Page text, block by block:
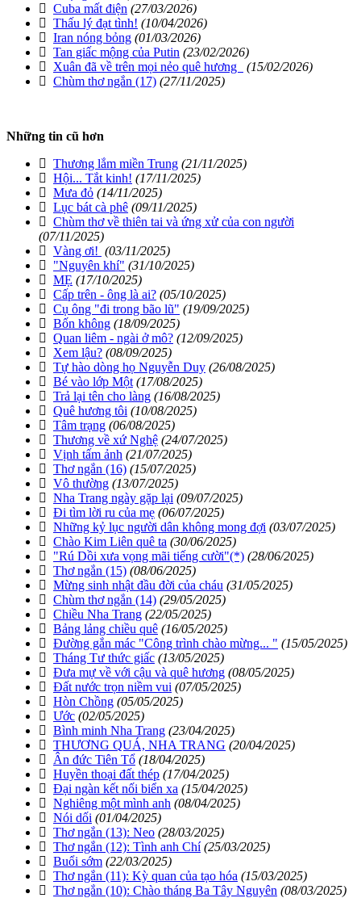
Cuba mất điện (27/03/2026)
Thấu lý đạt tình! (10/04/2026)
Iran nóng bỏng (01/03/2026)
Tan giấc mộng của Putin (23/02/2026)
Xuân đã về trên mọi nẻo quê hương
(15/02/2026)
Chùm thơ ngắn (17) (27/11/2025)
Những tin cũ hơn
Thương lắm miền Trung (21/11/2025)
Hội... Tắt kinh! (17/11/2025)
Mưa đỏ (14/11/2025)
Lục bát cà phê (09/11/2025)
Chùm thơ về thiên tai và ứng xử của con người
(07/11/2025)
Vàng ơi! (03/11/2025)
"Nguyên khí" (31/10/2025)
MẸ (17/10/2025)
Cấp trên - ông là ai? (05/10/2025)
Cụ ông "đi trong bão lũ" (19/09/2025)
Bốn không (18/09/2025)
Quan liêm - ngài ở mô? (12/09/2025)
Xem lậu? (08/09/2025)
Tự hào dòng họ Nguyễn Duy (26/08/2025)
Bé vào lớp Một (17/08/2025)
Trả lại tên cho làng (16/08/2025)
Quê hương tôi (10/08/2025)
Tâm trạng (06/08/2025)
Thương về xứ Nghệ (24/07/2025)
Vịnh tấm ảnh (21/07/2025)
Thơ ngắn (16) (15/07/2025)
Vô thường (13/07/2025)
Nha Trang ngày gặp lại (09/07/2025)
Đi tìm lời ru của mẹ (06/07/2025)
Những kỷ lục người dân không mong đợi (03/07/2025)
Chào Kim Liên quê ta (30/06/2025)
"Rú Dồi xưa vọng mãi tiếng cười"(*) (28/06/2025)
Thơ ngắn (15) (08/06/2025)
Mừng sinh nhật đầu đời của cháu (31/05/2025)
Chùm thơ ngắn (14) (29/05/2025)
Chiều Nha Trang (22/05/2025)
Bảng lảng chiều quê (16/05/2025)
Đường gắn mác "Công trình chào mừng... " (15/05/2025)
Tháng Tư thức giấc (13/05/2025)
Đưa mự về với cậu và quê hương (08/05/2025)
Đất nước trọn niềm vui (07/05/2025)
Hòn Chồng (05/05/2025)
Ước (02/05/2025)
Bình minh Nha Trang (23/04/2025)
THƯƠNG QUÁ, NHA TRANG (20/04/2025)
Ân đức Tiên Tổ (18/04/2025)
Huyền thoại đất thép (17/04/2025)
Đại ngàn kết nối biển xa (15/04/2025)
Nghiêng một mình anh (08/04/2025)
Nói dối (01/04/2025)
Thơ ngắn (13): Neo (28/03/2025)
Thơ ngắn (12): Tình anh Chí (25/03/2025)
Buổi sớm (22/03/2025)
Thơ ngắn (11): Kỳ quan của tạo hóa (15/03/2025)
Thơ ngắn (10): Chào tháng Ba Tây Nguyên (08/03/2025)